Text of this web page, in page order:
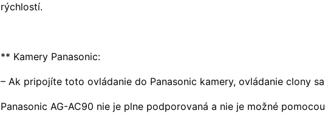
rýchlostí.
** Kamery Panasonic:
– Ak pripojíte toto ovládanie do Panasonic kamery, ovládanie clony
Panasonic AG-AC90 nie je plne podporovaná a nie je možné